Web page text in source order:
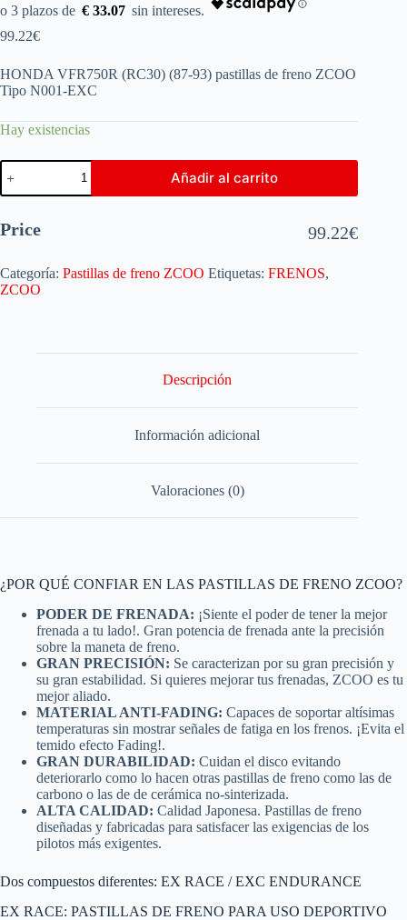
€ 33.07
99.22€
HONDA VFR750R (RC30) (87-93) pastillas de freno ZCOO
Tipo N001-EXC
Hay existencias
Añadir al carrito
Price 99.22€
Categoría: Pastillas de freno ZCOO Etiquetas: FRENOS,
ZCOO
Descripción
Información adicional
Valoraciones (0)
¿POR QUÉ CONFIAR EN LAS PASTILLAS DE FRENO ZCOO?
PODER DE FRENADA: ¡Siente el poder de tener la mejor
frenada a tu lado!. Gran potencia de frenada ante la precisión
sobre la maneta de freno.
GRAN PRECISIÓN: Se caracterizan por su gran precisión y
su gran estabilidad. Si quieres mejorar tus frenadas, ZCOO es tu
mejor aliado.
MATERIAL ANTI-FADING: Capaces de soportar altísimas
temperaturas sin mostrar señales de fatiga en los frenos. ¡Evita el
temido efecto Fading!.
GRAN DURABILIDAD: Cuidan el disco evitando
deteriorarlo como lo hacen otras pastillas de freno como las de
carbono o las de de cerámica no-sinterizada.
ALTA CALIDAD: Calidad Japonesa. Pastillas de freno
diseñadas y fabricadas para satisfacer las exigencias de los
pilotos más exigentes.
Dos compuestos diferentes: EX RACE / EXC ENDURANCE
EX RACE: PASTILLAS DE FRENO PARA USO DEPORTIVO